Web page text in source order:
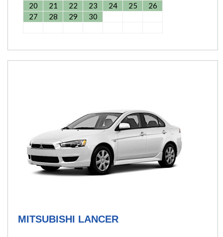
20
21 22 23 24 25
26
27
28 29 30
MITSUBISHI LANCER